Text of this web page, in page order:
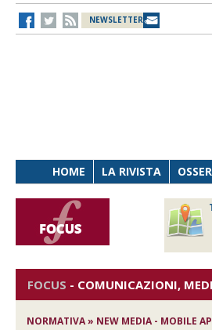
NEWSLETTER
HOME LA RIVISTA
FOCUS - COMUNICAZIONI,
NORMATIVA » NEW MEDIA - MOBILE